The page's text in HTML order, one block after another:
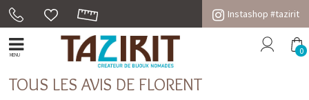
Instashop #tazirit
MENU 0
TOUS LES AVIS DE FLORENT